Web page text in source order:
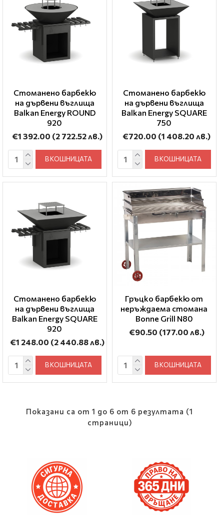
Стоманено барбекю
на дървени въглища
Balkan Energy ROUND
920
€1 392.00 (2 722.52 лв.)
В КОШНИЦАТА
Стоманено барбекю
на дървени въглища
Balkan Energy SQUARE
750
€720.00 (1 408.20 лв.)
В КОШНИЦАТА
Стоманено барбекю
на дървени въглища
Balkan Energy SQUARE
920
€1 248.00 (2 440.88 лв.)
В КОШНИЦАТА
Гръцко барбекю от
неръждаема стомана
Bonne Grill Ν80
€90.50 (177.00 лв.)
В КОШНИЦАТА
Показани са от 1 до 6 от 6 резултата (1
страници)